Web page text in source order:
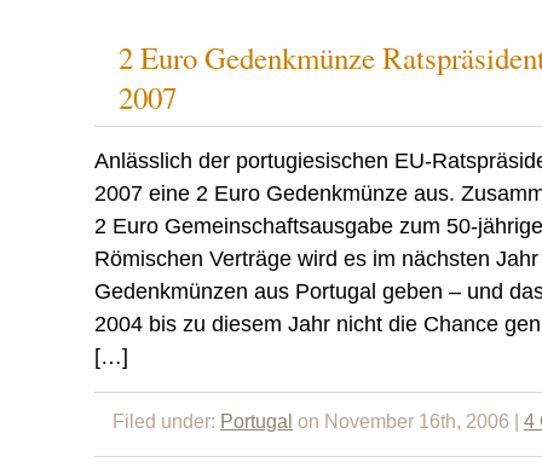
2 Euro Gedenkmünze
2007
Anlässlich der portugiesischen EU-
2007 eine 2 Euro Gedenkmünze aus.
2 Euro Gemeinschaftsausgabe zum 50-
Römischen Verträge wird es im nächsten
Gedenkmünzen aus Portugal geben – und
2004 bis zu diesem Jahr nicht die Chance
[…]
Filed under: Portugal on November 16th, 2006 | 4